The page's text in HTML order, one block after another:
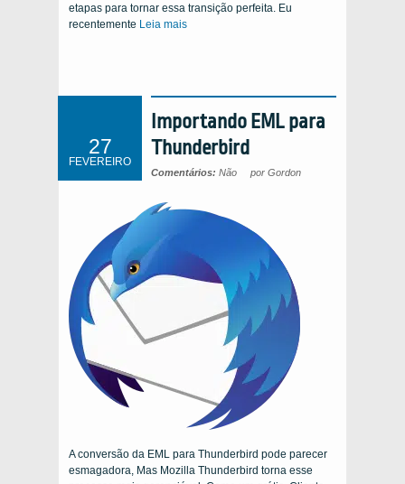
etapas para tornar essa transição perfeita. Eu
recentemente Leia mais
27
FEVEREIRO
Importando EML para
Thunderbird
Comentários: Não por Gordon
A conversão da EML para Thunderbird pode parecer
esmagadora, Mas Mozilla Thunderbird torna esse